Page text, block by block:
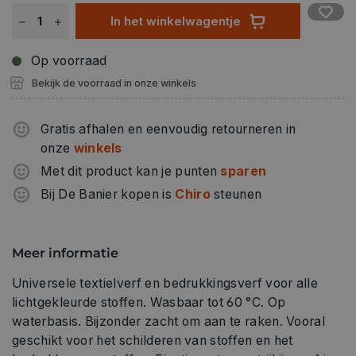
In het winkelwagentje
Op voorraad
Bekijk de voorraad in onze winkels
Gratis afhalen en eenvoudig retourneren in
onze winkels
Met dit product kan je punten sparen
Bij De Banier kopen is Chirosteunen
Meer informatie
Universele textielverf en bedrukkingsverf voor alle
lichtgekleurde stoffen. Wasbaar tot 60 °C. Op
waterbasis. Bijzonder zacht om aan te raken. Vooral
geschikt voor het schilderen van stoffen en het